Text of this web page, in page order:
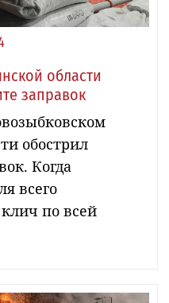
области
заправок
обострил
Когда
всего
клич по всей